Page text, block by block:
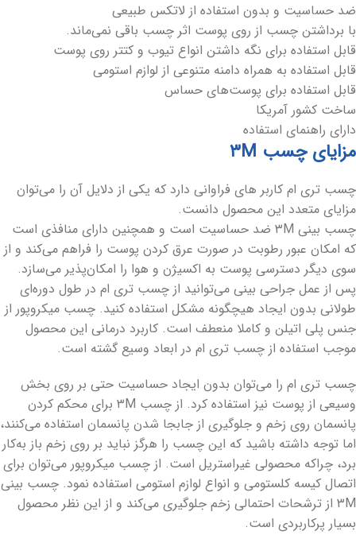
ضد حساسیت و بدون استفاده از لاتکس طبیعی
با برداشتن چسب از روی پوست اثر چسب باقی نمی‌ماند.
قابل استفاده برای نگه داشتن انواع تیوب و کتتر روی پوست
قابل استفاده به همراه دامنه متنوعی از لوازم استومی
قابل استفاده برای پوست‌های حساس
ساخت کشور آمریکا
دارای راهنمای استفاده
مزایای چسب ۳M
چسب تری ام کاربر های فراوانی دارد که یکی از دلایل آن را می‌توان
مزایای متعدد این محصول دانست.
چسب بینی ۳M ضد حساسیت است و همچنین دارای منافذی است
که امکان عبور رطوبت در صورت عرق کردن پوست را فراهم می‌کند و از
سوی دیگر دسترسی پوست به اکسیژن و هوا را امکان‌پذیر می‌سازد.
پس از عمل جراحی بینی می‌توانید از چسب تری ام در طول دوره‌ای
طولانی بدون ایجاد هیچگونه مشکل استفاده کنید. چسب میکروپور از
جنس پلی اتیلن و کاملا منعطف است. کاربرد درمانی این محصول
موجب استفاده از چسب تری ام در ابعاد وسیع گشته است.
چسب تری ام را می‌توان بدون ایجاد حساسیت حتی بر روی بخش
وسیعی از پوست نیز استفاده کرد. از چسب ۳M برای محکم کردن
پانسمان روی زخم و جلوگیری از جابجا شدن پانسمان استفاده می‌کنند،
اما توجه داشته باشید که این چسب را هرگز نباید بر روی زخم باز به‌کار
برد، چراکه محصولی غیراستریل است. از چسب میکروپور می‌توان برای
اتصال کیسه کلستومی و انواع لوازم استومی استفاده نمود. چسب بینی
۳M از ترشحات احتمالی زخم جلوگیری می‌کند و از این نظر محصول
بسیار پرکاربردی است.